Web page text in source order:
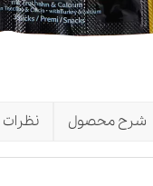
شرح محصول نظرات